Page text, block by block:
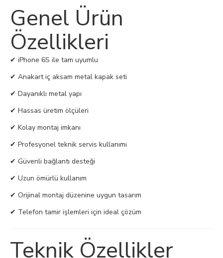
Genel Ürün
Özellikleri
✔ iPhone 6S ile tam uyumlu
✔ Anakart iç aksam metal kapak seti
✔ Dayanıklı metal yapı
✔ Hassas üretim ölçüleri
✔ Kolay montaj imkanı
✔ Profesyonel teknik servis kullanımı
✔ Güvenli bağlantı desteği
✔ Uzun ömürlü kullanım
✔ Orijinal montaj düzenine uygun tasarım
✔ Telefon tamir işlemleri için ideal çözüm
Teknik Özellikler